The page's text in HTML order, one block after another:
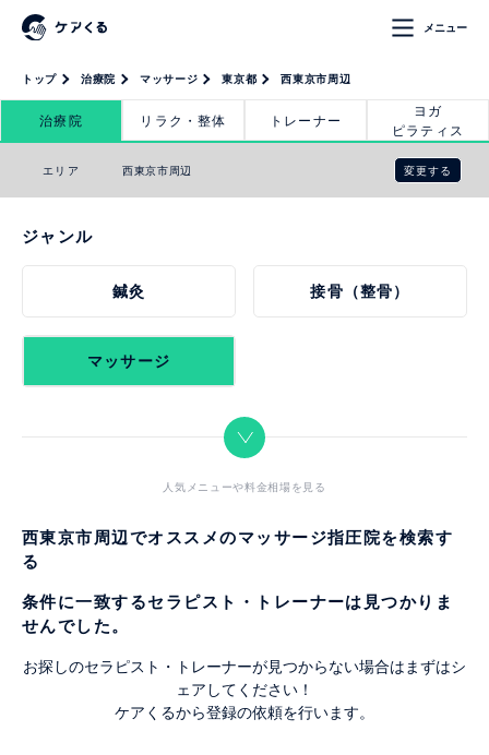
メニュー
トップ 治療院 マッサージ 東京都 西東京市周辺
治療院 リラク・整体 トレーナー
ヨガ
ピラティス
エリア 西東京市周辺 変更する
ジャンル
鍼灸 接骨（整骨）
マッサージ
人気メニューや料金相場を見る
西東京市周辺でオススメのマッサージ指圧院を検索す
る
条件に一致するセラピスト・トレーナーは見つかりま
せんでした。
お探しのセラピスト・トレーナーが見つからない場合はまずはシ
ェアしてください！
ケアくるから登録の依頼を行います。